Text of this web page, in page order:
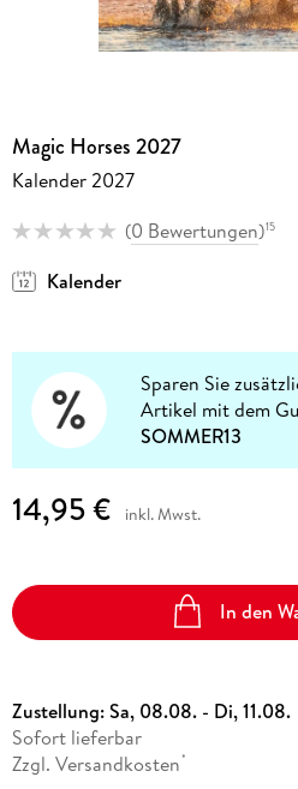
Magic Horses 2027
Kalender 2027
(0 Bewertungen)15
Kalender
Sparen Sie
Artikel mit dem
SOMMER13
14,95 € inkl. Mwst.
In den
Zustellung:Sa, 08.08. - Di, 11.08.
Sofort lieferbar
Zzgl. Versandkosten *